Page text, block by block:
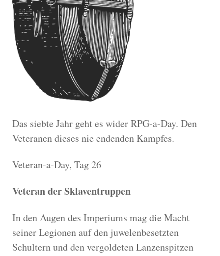
Das siebte Jahr geht es wider RPG-a-Day. Den
Veteranen dieses nie endenden Kampfes.
Veteran-a-Day, Tag 26
Veteran der Sklaventruppen
In den Augen des Imperiums mag die Macht
seiner Legionen auf den juwelenbesetzten
Schultern und den vergoldeten Lanzenspitzen